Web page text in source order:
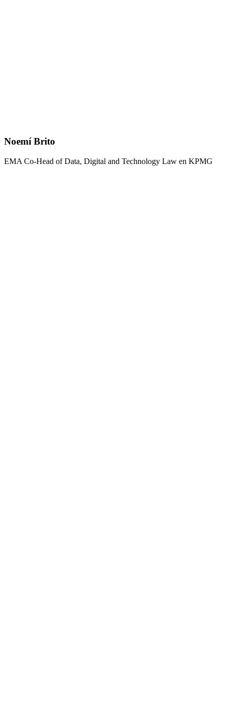
Noemí Brito
EMA Co-Head of Data, Digital and Technology Law en KPMG